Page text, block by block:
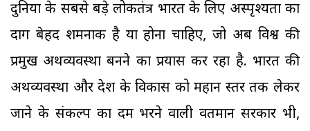
दुनिया के सबसे बड़े लोकतंत्र भारत के लिए अस्पृश्यता का
दाग बेहद शर्मनाक है या होना चाहिए, जो अब विश्व की
प्रमुख अर्थव्यवस्था बनने का प्रयास कर रहा है. भारत की
अर्थव्यवस्था और देश के विकास को महान स्तर तक लेकर
जाने के संकल्प का दम भरने वाली वर्तमान सरकार भी,